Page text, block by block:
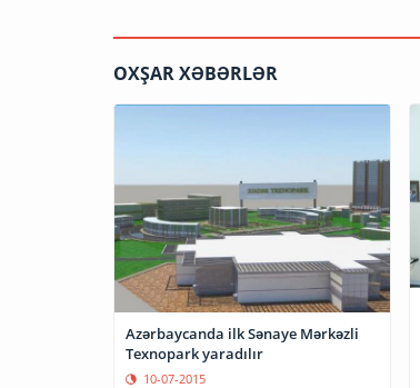
OXŞAR XƏBƏRLƏR
Azərbaycanda ilk Sənaye Mərkəzli
Texnopark yaradılır
10-07-2015